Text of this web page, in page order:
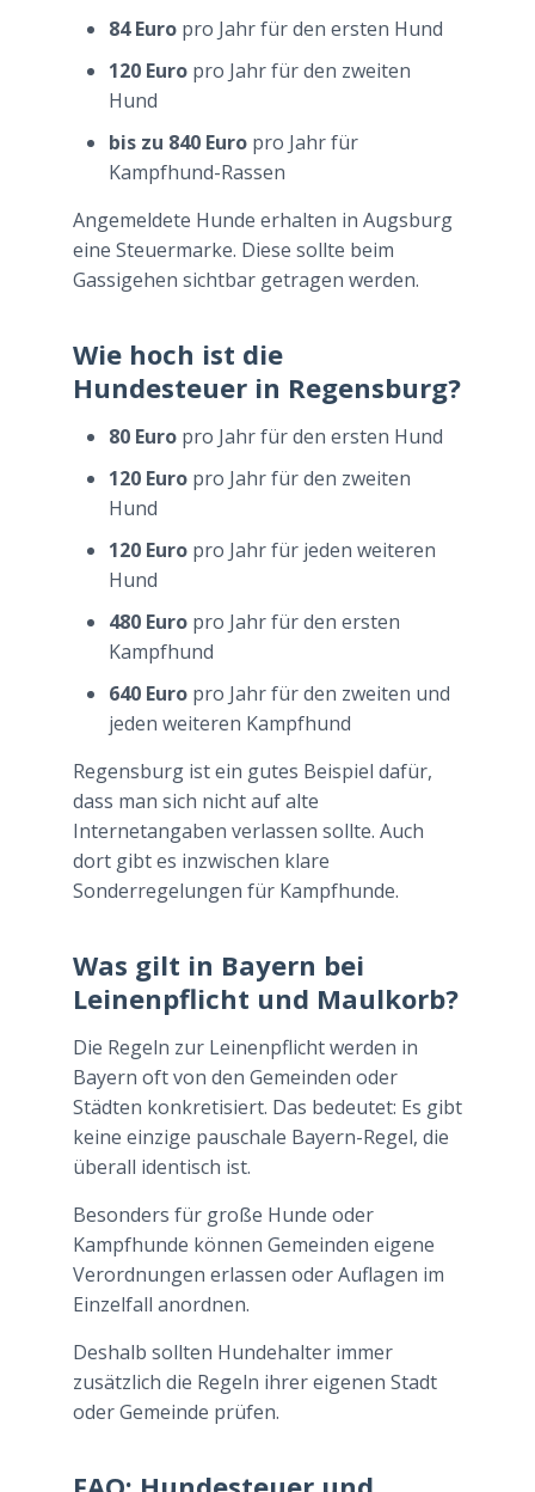
84 Europro Jahr für den ersten Hund
120 Europro Jahr für den zweiten
Hund
bis zu 840 Europro Jahr für
Kampfhund-Rassen
Angemeldete Hunde erhalten in Augsburg
eine Steuermarke. Diese sollte beim
Gassigehen sichtbar getragen werden.
Wie hoch ist die
Hundesteuer in Regensburg?
80 Europro Jahr für den ersten Hund
120 Europro Jahr für den zweiten
Hund
120 Europro Jahr für jeden weiteren
Hund
480 Europro Jahr für den ersten
Kampfhund
640 Europro Jahr für den zweiten und
jeden weiteren Kampfhund
Regensburg ist ein gutes Beispiel dafür,
dass man sich nicht auf alte
Internetangaben verlassen sollte. Auch
dort gibt es inzwischen klare
Sonderregelungen für Kampfhunde.
Was gilt in Bayern bei
Leinenpflicht und Maulkorb?
Die Regeln zur Leinenpflicht werden in
Bayern oft von den Gemeinden oder
Städten konkretisiert. Das bedeutet: Es gibt
keine einzige pauschale Bayern-Regel, die
überall identisch ist.
Besonders für große Hunde oder
Kampfhunde können Gemeinden eigene
Verordnungen erlassen oder Auflagen im
Einzelfall anordnen.
Deshalb sollten Hundehalter immer
zusätzlich die Regeln ihrer eigenen Stadt
oder Gemeinde prüfen.